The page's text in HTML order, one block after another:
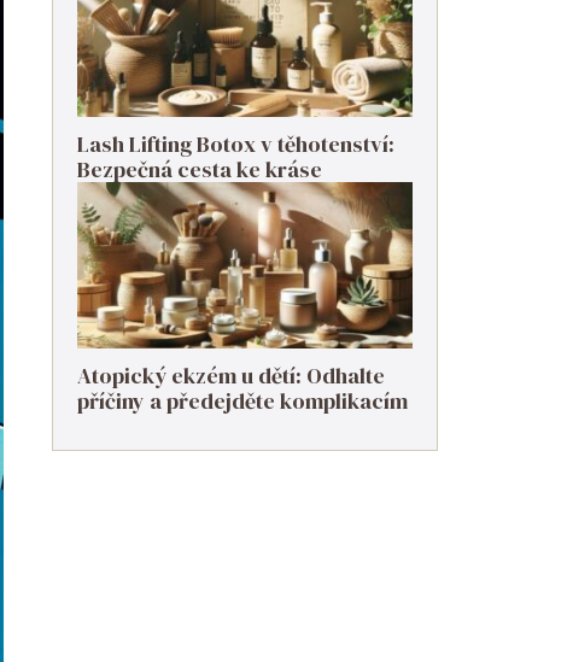
Lash Lifting Botox v těhotenství:
Bezpečná cesta ke kráse
Atopický ekzém u dětí: Odhalte
příčiny a předejděte komplikacím